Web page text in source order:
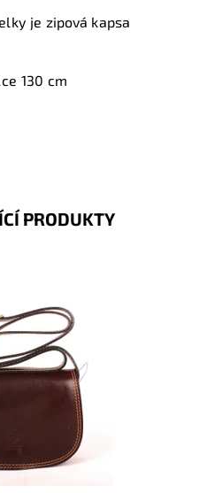
je zipová kapsa
130 cm
PRODUKTY
a moderní ženy.
pevné kůže je zárukou